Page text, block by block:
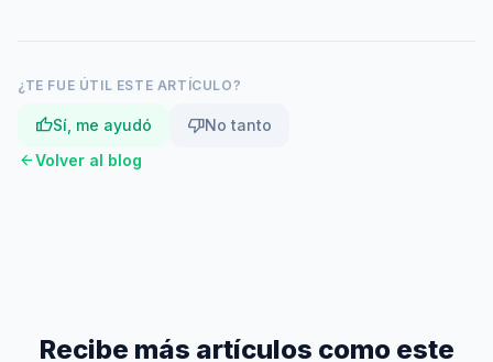
¿TE FUE ÚTIL ESTE ARTÍCULO?
thumb_upSí, me ayudó thumb_downNo tanto
arrow_backVolver al blog
Recibe más artículos como este